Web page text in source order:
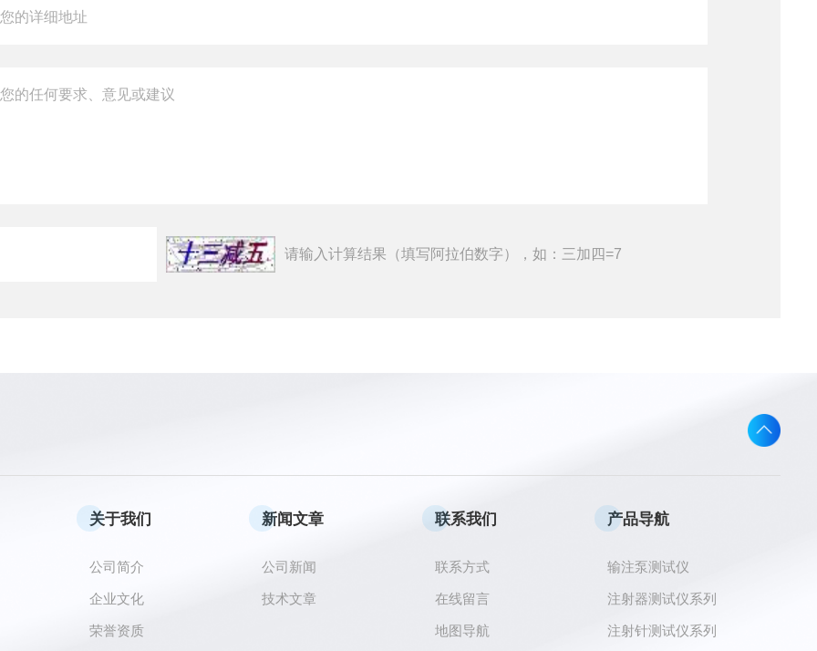
请输入计算结果（填写阿拉伯数字），如：三加四=7
关于我们
公司简介
企业文化
荣誉资质
新闻文章
公司新闻
技术文章
联系我们
联系方式
在线留言
地图导航
产品导航
输注泵测试仪
注射器测试仪系列
注射针测试仪系列